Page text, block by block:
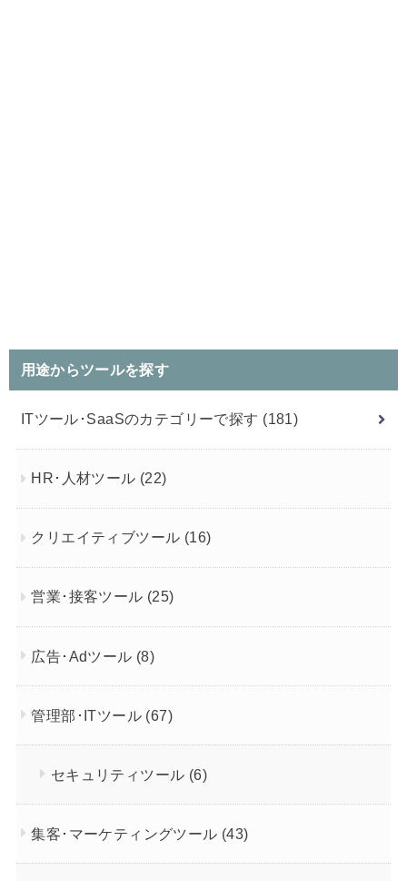
用途からツールを探す
ITツール･SaaSのカテゴリーで探す (181)
HR･人材ツール (22)
クリエイティブツール (16)
営業･接客ツール (25)
広告･Adツール (8)
管理部･ITツール (67)
セキュリティツール (6)
集客･マーケティングツール (43)